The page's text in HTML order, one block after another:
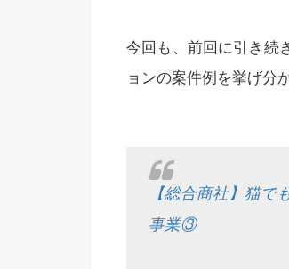
今回も、前回に引き続
ョンの案件例を挙げ
【総合商社】猫
事業③